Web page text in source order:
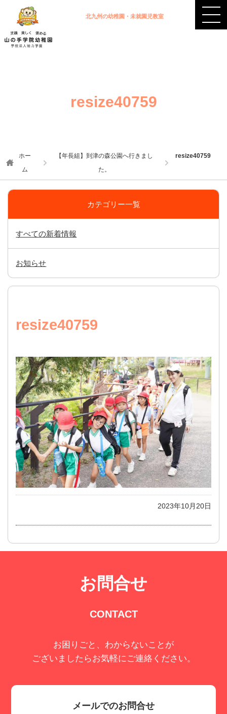
北九州の幼稚園・未就園児教室
resize40759
ホー
ム
【年長組】到津の森公園へ行きまし
た。
resize40759
カテゴリー一覧
すべての新着情報
お知らせ
resize40759
2023年10月20日
お問合せ
CONTACT
お困りごと、わからないことが
ございましたらお気軽にご連絡ください。
メールでのお問合せ